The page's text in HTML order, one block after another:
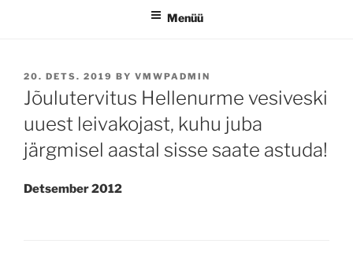
Menüü
POSTED
ON
20. DETS. 2019 BY VMWPADMIN
Jõulutervitus Hellenurme vesiveski
uuest leivakojast, kuhu juba
järgmisel aastal sisse saate astuda!
Detsember 2012